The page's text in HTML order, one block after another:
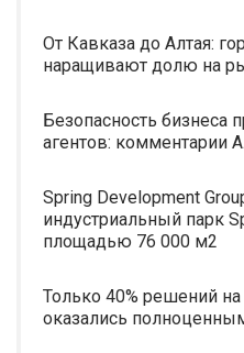
От Кавказа до Алтая:
наращивают долю на
Безопасность бизнеса
агентов: комментарии
Spring Development
индустриальный парк
площадью 76 000 м2
Только 40% решений
оказались